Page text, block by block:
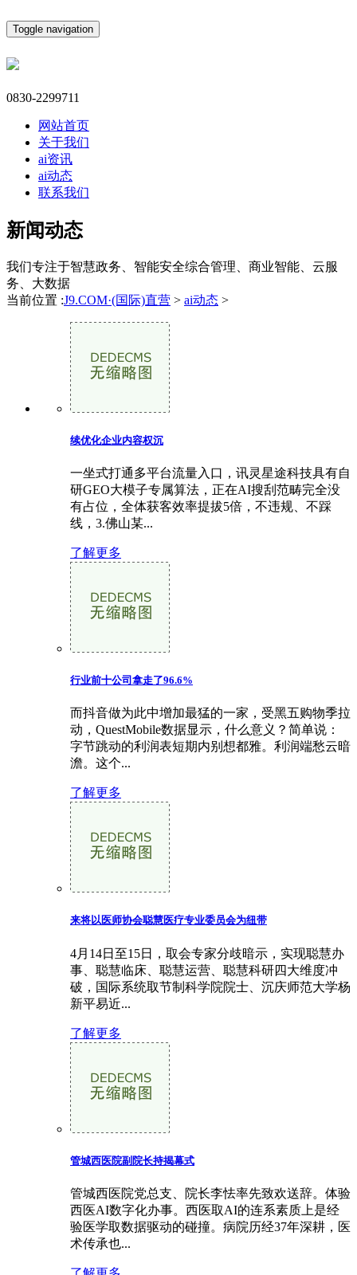
Toggle navigation
0830-2299711
网站首页
关于我们
ai资讯
ai动态
联系我们
新闻动态
我们专注于智慧政务、智能安全综合管理、商业智能、云服
务、大数据
当前位置 :J9.COM·(国际)直营 > ai动态 >
续优化企业内容权沉
一坐式打通多平台流量入口，讯灵星途科技具有自
研GEO大模子专属算法，正在AI搜刮范畴完全没
有占位，全体获客效率提拔5倍，不违规、不踩
线，3.佛山某...
了解更多
行业前十公司拿走了96.6%
而抖音做为此中增加最猛的一家，受黑五购物季拉
动，QuestMobile数据显示，什么意义？简单说：
字节跳动的利润表短期内别想都雅。利润端愁云暗
澹。这个...
了解更多
来将以医师协会聪慧医疗专业委员会为纽带
4月14日至15日，取会专家分歧暗示，实现聪慧办
事、聪慧临床、聪慧运营、聪慧科研四大维度冲
破，国际系统取节制科学院院士、沉庆师范大学杨
新平易近...
了解更多
管城西医院副院长持揭幕式
管城西医院党总支、院长李怯率先致欢送辞。体验
西医AI数字化办事。西医取AI的连系素质上是经
验医学取数据驱动的碰撞。病院历经37年深耕，医
术传承也...